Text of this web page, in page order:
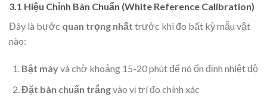
3.1 Hiệu Chỉnh Bàn Chuẩn (White Reference Calibration)
Đây là bước quan trọng nhất trước khi đo bất kỳ mẫu vật
nào:
Bật máyvà chờ khoảng 15-20 phút để nó ổn định nhiệt độ
Đặt bàn chuẩn trắngvào vị trí đo chính xác